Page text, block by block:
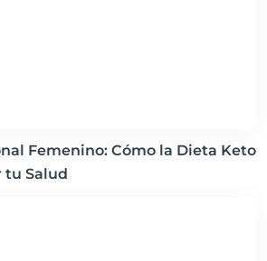
Femenino: Cómo la Dieta Keto
tu Salud